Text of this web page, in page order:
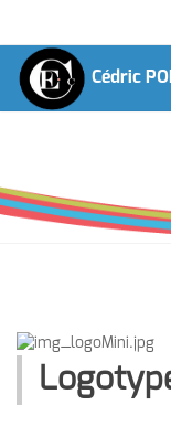
Cédric